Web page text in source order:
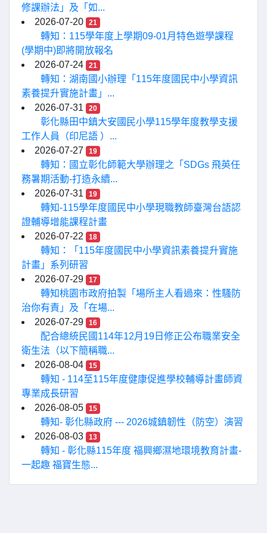
修課辦法」及「如...
2026-07-20
21
轉知：115學年度上學期09-01月特色遊學課程
(學期中)即將開放報名
2026-07-24
21
轉知：湖南國小辦理「115年度國民中小學資訊
素養提升實施計畫」...
2026-07-31
20
彰化縣田中鎮大安國民小學115學年度教學支援
工作人員（印尼語 ）...
2026-07-27
19
轉知：國立彰化師範大學辦理之「SDGs 飛英任
務暑期活動-打造永續...
2026-07-31
19
轉知-115學年度國民中小學現職教師臺灣台語認
證輔導增能課程計畫
2026-07-22
18
轉知：「115年度國民中小學資訊素養提升實施
計畫」系列研習
2026-07-29
17
轉知桃園市政府拍製「場所主人看過來：性騷防
治你有責」及「在場...
2026-07-29
16
配合總統民國114年12月19日修正公布職業安全
衛生法（以下簡稱職...
2026-08-04
15
轉知 - 114至115年度健康促進學校輔導計畫師資
專業成長研習
2026-08-05
15
轉知- 彰化縣政府 --- 2026城鎮韌性（防空）演習
2026-08-03
13
轉知 - 彰化縣115年度 福興鄉濕地環境教育計畫-
一起趣 福寶生態...